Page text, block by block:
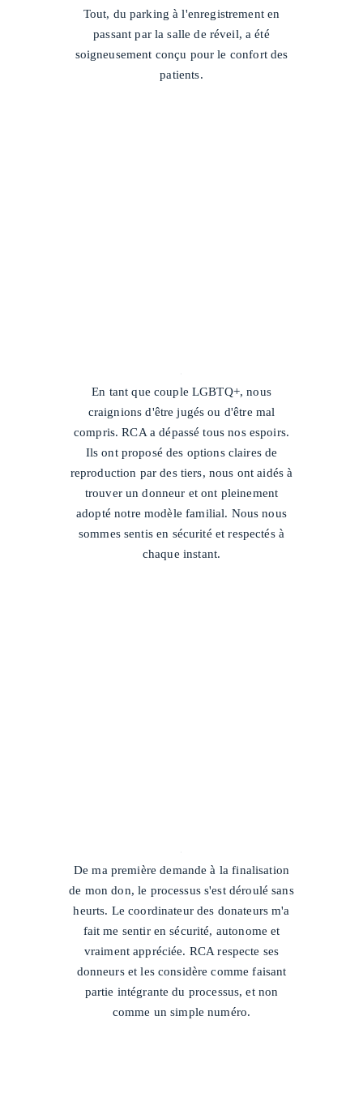
Tout, du parking à l'enregistrement en
passant par la salle de réveil, a été
soigneusement conçu pour le confort des
patients.
En tant que couple LGBTQ+, nous
craignions d'être jugés ou d'être mal
compris. RCA a dépassé tous nos espoirs.
Ils ont proposé des options claires de
reproduction par des tiers, nous ont aidés à
trouver un donneur et ont pleinement
adopté notre modèle familial. Nous nous
sommes sentis en sécurité et respectés à
chaque instant.
De ma première demande à la finalisation
de mon don, le processus s'est déroulé sans
heurts. Le coordinateur des donateurs m'a
fait me sentir en sécurité, autonome et
vraiment appréciée. RCA respecte ses
donneurs et les considère comme faisant
partie intégrante du processus, et non
comme un simple numéro.